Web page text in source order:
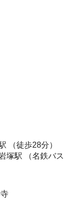
（徒歩28分）
塚駅 （名鉄バ